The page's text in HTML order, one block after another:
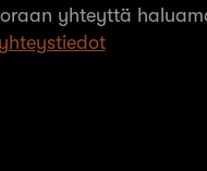
yhteyttä